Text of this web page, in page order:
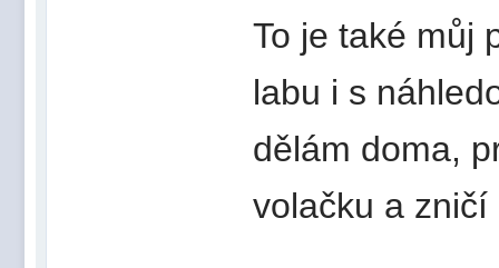
To je také můj
labu i s
dělám doma,
volačku a